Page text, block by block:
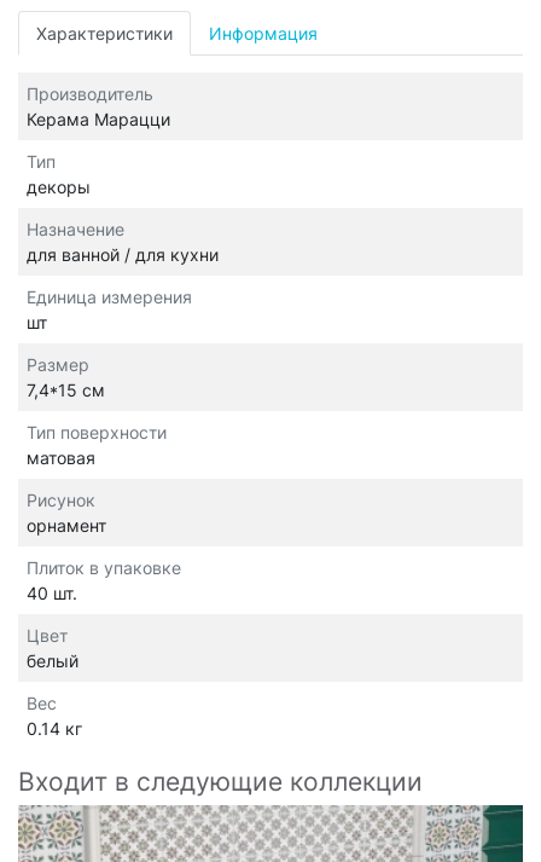
Характеристики Информация
Производитель
Керама Марацци
Тип
декоры
Назначение
для ванной / для кухни
Единица измерения
шт
Размер
7,4*15 см
Тип поверхности
матовая
Рисунок
орнамент
Плиток в упаковке
40 шт.
Цвет
белый
Вес
0.14 кг
Входит в следующие коллекции